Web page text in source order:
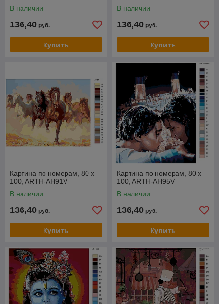
В наличии
136,40 руб.
Купить
В наличии
136,40 руб.
Купить
Картина по номерам, 80 x
100, ARTH-AH91V
В наличии
136,40 руб.
Купить
Картина по номерам, 80 x
100, ARTH-AH95V
В наличии
136,40 руб.
Купить